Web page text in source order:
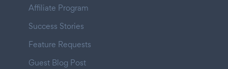
Affiliate Program
Success Stories
Feature Requests
Guest Blog Post